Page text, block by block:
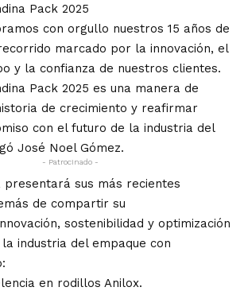
Pack 2025
con orgullo nuestros 15 años de
marcado por la innovación, el
y la confianza de nuestros clientes.
Pack 2025 es una manera de
de crecimiento y reafirmar
con el futuro de la industria del
José Noel Gómez.
- Patrocinado -
sus más recientes
de compartir su
sostenibilidad y optimización
industria del empaque con
en rodillos Anilox.